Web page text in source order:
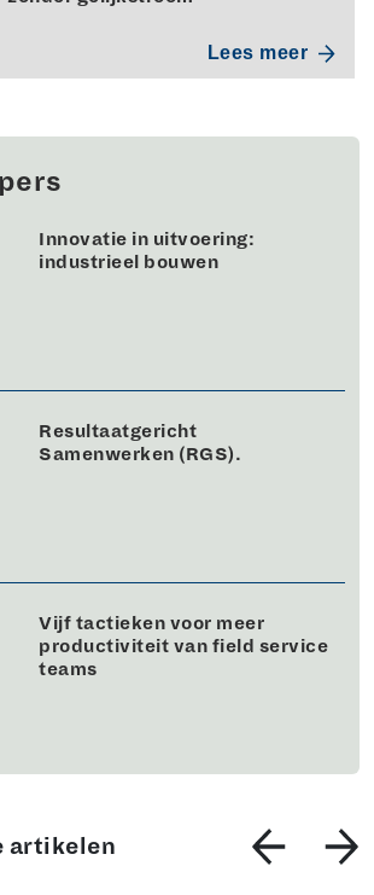
Lees meer
Innovatie in uitvoering:
industrieel bouwen
Resultaatgericht
Samenwerken (RGS).
Vijf tactieken voor meer
productiviteit van field service
teams
artikelen